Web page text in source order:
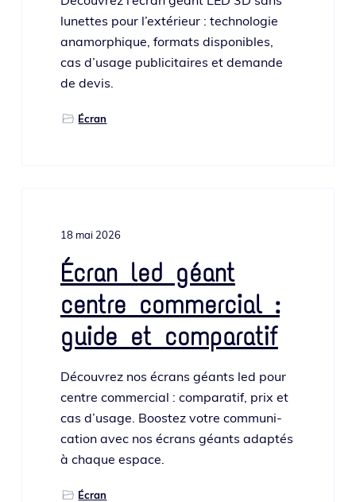
lunettes pour l’ex­té­rieur : tech­no­lo­gie
ana­mor­phique, for­mats dis­po­nibles,
cas d’u­sage publi­ci­taires et demande
de devis.
Écran
18 mai 2026
Écran led géant
centre commercial :
guide et comparatif
Découvrez nos écrans géants led pour
centre com­mer­cial : com­pa­ra­tif, prix et
cas d’u­sage. Boostez votre com­mu­ni­
ca­tion avec nos écrans géants adap­tés
à chaque espace.
Écran